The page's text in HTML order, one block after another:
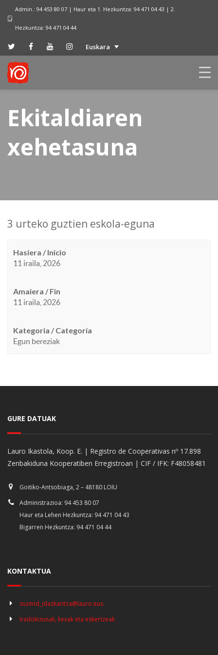
Admin.: 94 453 80 07 | Haur eta 1. Hezkuntza: 94 471 04 43 | 2.
Hezkuntza: 94 471 04 44
Euskara
Ekitaldiaren
xehetasuna
3 urteko guztien eskola-eguna
Hasiera / Inicio
11 iraila, 2026
Amaiera / Fin
11 iraila, 2026
Kategoria / Categoría
Egun bereziak
GURE DATUAK
Lauro Ikastola, Koop. E. | Registro de Cooperativas nº 17.898
Zenbakiduna Kooperatiben Erregistroan | CIF / IFK: F48058481
Goitiko-Antsobiaga, 2 – 48180 LOIU
Administrazioa: 94 453 80 07
Haur eta Lehen Hezkuntza: 94 471 04 43
Bigarren Hezkuntza: 94 471 04 44
KONTAKTUA
zuzend_idazkaritza@lauro.eus
Iradokizunak, kexak eta eskertzeak